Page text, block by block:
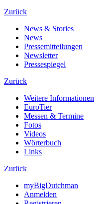
Zurück
News & Stories
News
Pressemitteilungen
Newsletter
Pressespiegel
Zurück
Weitere Informationen
EuroTier
Messen & Termine
Fotos
Videos
Wörterbuch
Links
Zurück
myBigDutchman
Anmelden